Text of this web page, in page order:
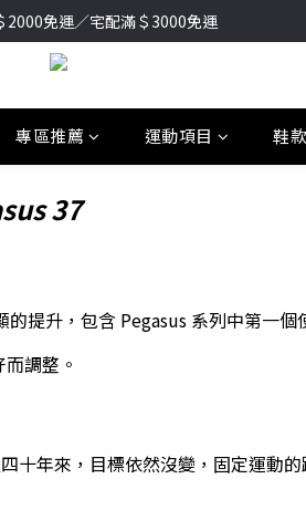
首購金＄100🔥點我註冊➞
2000免運／宅配滿＄3000免運
送首購金＄100🔥點我註冊➞
專區推薦 運動項目 鞋
37
提升，包含 Pegasus 系列中第一
調整。
年來，目標依然沒變，固定運動